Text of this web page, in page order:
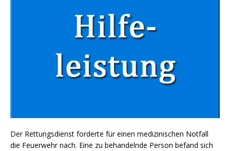
Der Rettungsdienst forderte für einen medizinischen Notfall
die Feuerwehr nach. Eine zu behandelnde Person befand sich